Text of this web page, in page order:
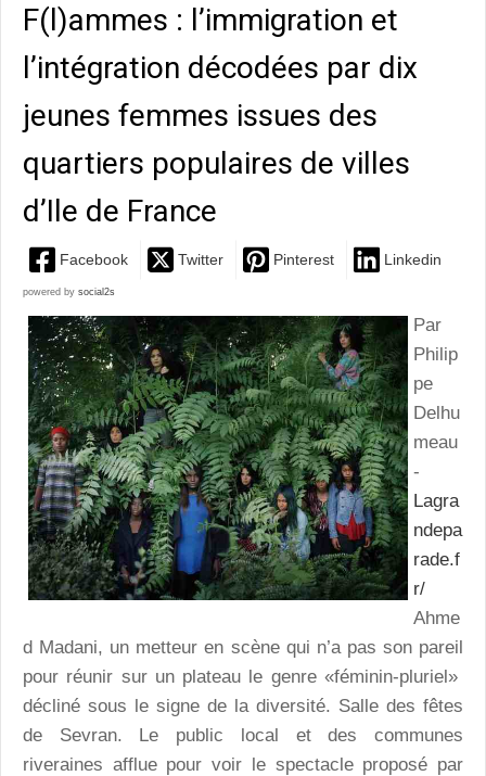
F(l)ammes : l’immigration et
l’intégration décodées par dix
jeunes femmes issues des
quartiers populaires de villes
d’Ile de France
Facebook Twitter Pinterest Linkedin
powered by social2s
Par
Philip
pe
Delhu
meau
-
Lagra
ndepa
rade.f
r/
Ahme
d Madani, un metteur en scène qui n’a pas son pareil
pour réunir sur un plateau le genre «féminin-pluriel»
décliné sous le signe de la diversité. Salle des fêtes
de Sevran. Le public local et des communes
riveraines afflue pour voir le spectacle proposé par